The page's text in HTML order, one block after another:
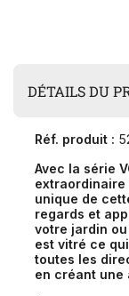
DÉTAILS DU
Réf. produit :
Avec la série
extraordinaire
unique de
regards et
votre jardin
est vitré ce
toutes les
en créant une